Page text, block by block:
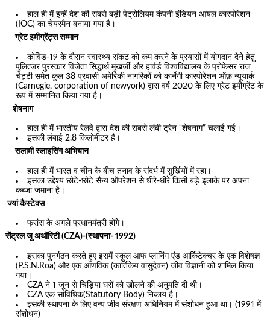
हाल ही में इन्हें देश की सबसे बड़ी पेट्रोलियम कंपनी इंडियन आयल कारपोरेशन
(IOC) का चेयरमैन बनाया गया है।
ग्रेट इमीग्रेंट्स सम्मान
कोविड-19 के दौरान स्वास्थ्य संकट को कम करने के प्रयासों में योगदान देने हेतु
पुलित्जर पुरस्कार विजेता सिद्धार्थ मुखर्जी और हार्वर्ड विश्वविद्यालय के प्रोफेसर राज
चेट्टी समेत कुल 38 प्रवासी अमेरिकी नागरिकों को कार्नेगी कारपोरेशन ऑफ़ न्यूयार्क
(Carnegie, corporation of newyork) द्वारा वर्ष 2020 के लिए ग्रेट इमीग्रेंट के
रूप में सम्मानित किया गया है।
शेषनाग
हाल ही में भारतीय रेलवे द्वारा देश की सबसे लंबी ट्रेन “शेषनाग” चलाई गई।
इसकी लंबाई 2.8 किलोमीटर है।
सलामी स्लाइसिंग अभियान
हाल ही में भारत व चीन के बीच तनाव के संदर्भ में सुर्खियों में रहा।
इसका उद्देश्य छोटे-छोटे सैन्य ऑपरेशन से धीरे-धीरे किसी बड़े इलाके पर अपना
कब्जा जमाना है।
ज्यां कैस्टेक्स
फ्रांस के अगले प्रधानमंत्री होंगे।
सेंट्रल जू अथॉरिटी (CZA)-(स्थापना- 1992)
इसका पुनर्गठन करते हुए इसमें स्कूल आफ प्लानिंग एंड आर्किटेक्चर के एक विशेषज्ञ
(P.S.N.Roa) और एक आणविक (कार्तिकेय वासुदेवन) जीव विज्ञानी को शामिल किया
गया।
CZA ने 1 जून से चिड़िया घरों को खोलने की अनुमति दी थी।
CZA एक सांविधिक(Statutory Body) निकाय है।
इसकी स्थापना के लिए वन्य जीव संरक्षण अधिनियम में संशोधन हुआ था। (1991 में
संशोधन)